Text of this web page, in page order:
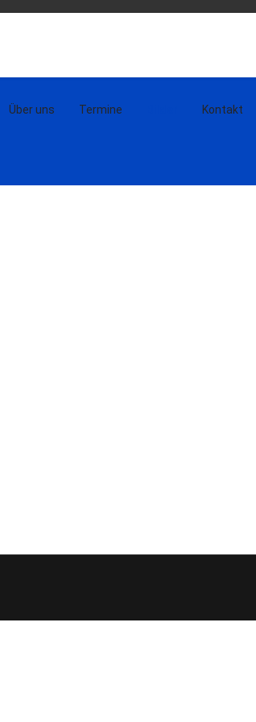
Über uns Termine Kontakt